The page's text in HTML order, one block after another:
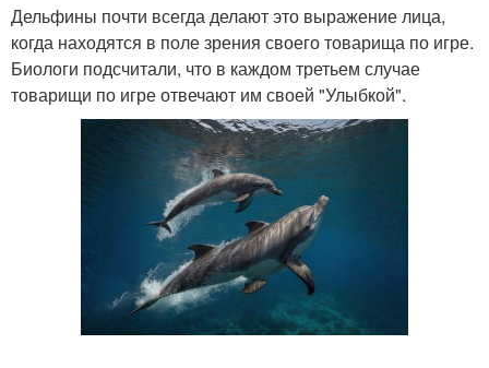
Дельфины почти всегда делают это выражение лица,
когда находятся в поле зрения своего товарища по игре.
Биологи подсчитали, что в каждом третьем случае
товарищи по игре отвечают им своей "Улыбкой".